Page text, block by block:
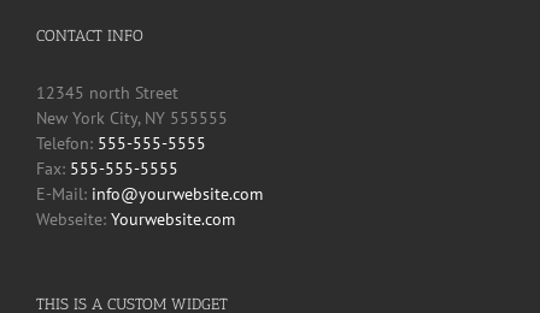
CONTACT INFO
12345 north Street
New York City, NY 555555
Telefon: 555-555-5555
Fax: 555-555-5555
E-Mail: info@yourwebsite.com
Webseite: Yourwebsite.com
THIS IS A CUSTOM WIDGET